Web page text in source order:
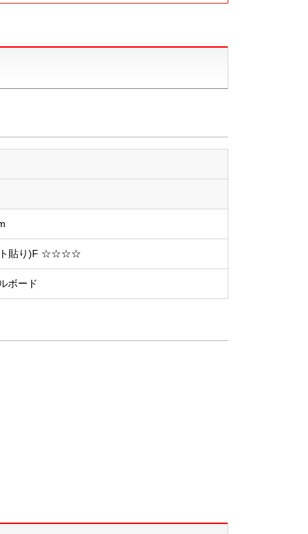
ト貼り)F ☆☆☆☆
ボード